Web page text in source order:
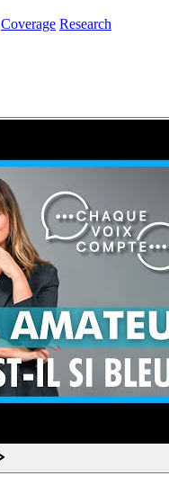
Coverage Research